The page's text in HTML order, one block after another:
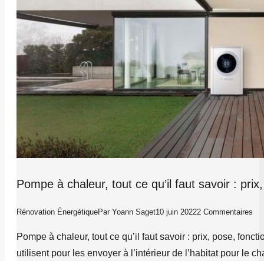
Pompe à chaleur, tout ce qu’il faut savoir :
Rénovation ÉnergétiquePar Yoann Saget10 juin 20222 Commentaires
Pompe à chaleur, tout ce qu’il faut savoir : prix, pose,
utilisent pour les envoyer à l’intérieur de l’habitat pour le